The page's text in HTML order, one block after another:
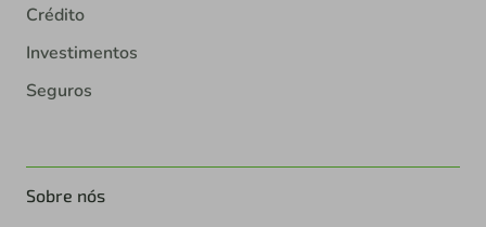
Crédito
Investimentos
Seguros
Sobre nós